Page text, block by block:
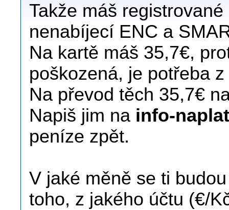
Takže máš
nenabíjecí ENC a
Na kartě máš 35,7€,
poškozená, je potřeba
Na převod těch 35,7€
Napiš jim na info-
peníze zpět.
V jaké měně se ti
toho, z jakého účtu (€/